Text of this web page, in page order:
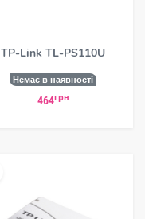
TP-Link TL-PS110U
Немає в наявності
464грн